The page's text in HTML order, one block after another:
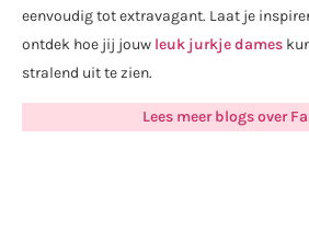
eenvoudig tot extravagant. Laat je
ontdek hoe jij jouw leuk jurkje dames
stralend uit te zien.
Lees meer blogs over